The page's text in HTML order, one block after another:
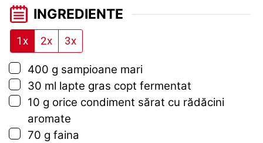
INGREDIENTE
1x 2x 3x
▢
400 g sampioane mari
▢
30 ml lapte gras copt fermentat
▢
10 g orice condiment sărat cu rădăcini
aromate
▢
70 g faina